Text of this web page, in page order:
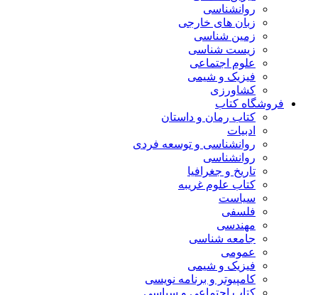
روانشناسی
زبان های خارجی
زمین شناسی
زیست شناسی
علوم اجتماعی
فیزیک و شیمی
کشاورزی
فروشگاه کتاب
کتاب رمان و داستان
ادبیات
روانشناسی و توسعه فردی
روانشناسی
تاریخ و جغرافیا
کتاب علوم غریبه
سیاست
فلسفی
مهندسی
جامعه شناسی
عمومی
فیزیک و شیمی
کامپیوتر و برنامه نویسی
کتاب اجتماعی و سیاسی